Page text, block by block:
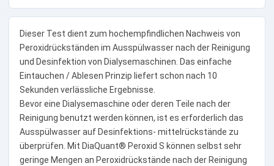
Dieser Test dient zum hochempfindlichen Nachweis von
Peroxidrückständen im Ausspülwasser nach der Reinigung
und Desinfektion von Dialysemaschinen. Das einfache
Eintauchen / Ablesen Prinzip liefert schon nach 10
Sekunden verlässliche Ergebnisse.
Bevor eine Dialysemaschine oder deren Teile nach der
Reinigung benutzt werden können, ist es erforderlich das
Ausspülwasser auf Desinfektions- mittelrückstände zu
überprüfen. Mit DiaQuant® Peroxid S können selbst sehr
geringe Mengen an Peroxidrückstände nach der Reinigung